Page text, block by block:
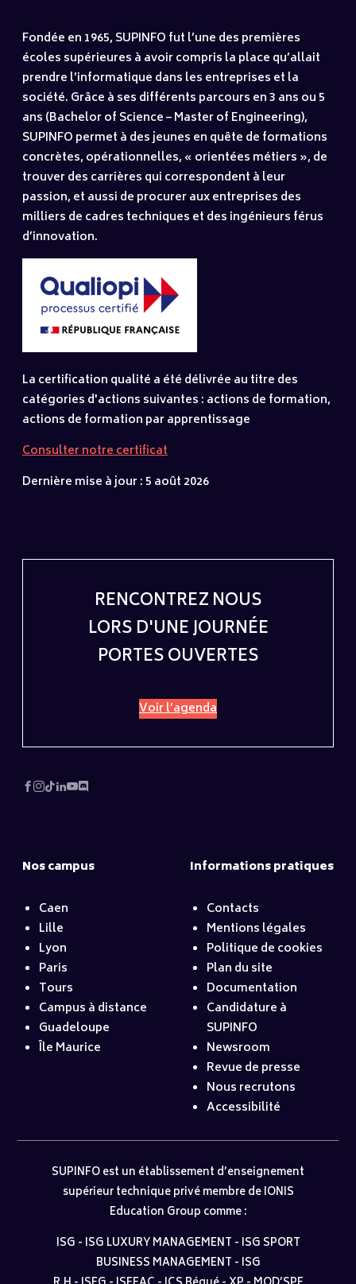
Fondée en 1965, SUPINFO fut l’une des premières
écoles supérieures à avoir compris la place qu’allait
prendre l’informatique dans les entreprises et la
société. Grâce à ses différents parcours en 3 ans ou 5
ans (Bachelor of Science – Master of Engineering),
SUPINFO permet à des jeunes en quête de formations
concrètes, opérationnelles, « orientées métiers », de
trouver des carrières qui correspondent à leur
passion, et aussi de procurer aux entreprises des
milliers de cadres techniques et des ingénieurs férus
d’innovation.
La certification qualité a été délivrée au titre des
catégories d'actions suivantes : actions de formation,
actions de formation par apprentissage
Consulter notre certificat
Dernière mise à jour : 5 août 2026
RENCONTREZ NOUS
LORS D'UNE JOURNÉE
PORTES OUVERTES
Voir l’agenda
Nos campus
Caen
Lille
Lyon
Paris
Tours
Campus à distance
Guadeloupe
Île Maurice
Informations pratiques
Contacts
Mentions légales
Politique de cookies
Plan du site
Documentation
Candidature à
SUPINFO
Newsroom
Revue de presse
Nous recrutons
Accessibilité
SUPINFO est un établissement d’enseignement
supérieur technique privé membre de IONIS
Education Group comme :
ISG - ISG LUXURY MANAGEMENT - ISG SPORT
BUSINESS MANAGEMENT - ISG